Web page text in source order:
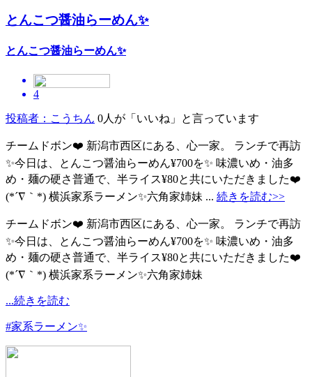
とんこつ醤油らーめん✨
とんこつ醤油らーめん✨
4
投稿者：こうちん 0人が「いいね」と言っています
チームドボン❤️ 新潟市西区にある、心一家。 ランチで再訪
✨今日は、とんこつ醤油らーめん¥700を✨ 味濃いめ・油多
め・麺の硬さ普通で、半ライス¥80と共にいただきました❤️
(*´∇｀*) 横浜家系ラーメン✨六角家姉妹 ... 続きを読む>>
チームドボン❤️ 新潟市西区にある、心一家。 ランチで再訪
✨今日は、とんこつ醤油らーめん¥700を✨ 味濃いめ・油多
め・麺の硬さ普通で、半ライス¥80と共にいただきました❤️
(*´∇｀*) 横浜家系ラーメン✨六角家姉妹
...続きを読む
#家系ラーメン✨